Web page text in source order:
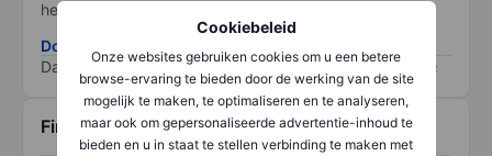
Cookiebeleid
Onze websites gebruiken cookies om u een betere
browse-ervaring te bieden door de werking van de site
mogelijk te maken, te optimaliseren en te analyseren,
maar ook om gepersonaliseerde advertentie-inhoud te
bieden en u in staat te stellen verbinding te maken met
het grootste risico).
Download de ESG-risicomethodologie
Data provided by
/
Financiële gegevens